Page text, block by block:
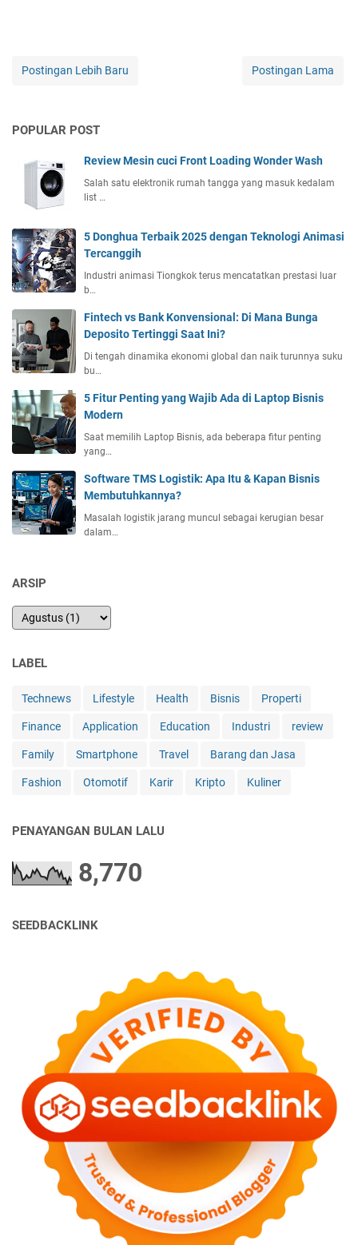
Postingan Lebih Baru Postingan Lama
POPULAR POST
Review Mesin cuci Front Loading Wonder Wash
Salah satu elektronik rumah tangga yang masuk kedalam
list …
5 Donghua Terbaik 2025 dengan Teknologi Animasi
Tercanggih
Industri animasi Tiongkok terus mencatatkan prestasi luar
b…
Fintech vs Bank Konvensional: Di Mana Bunga
Deposito Tertinggi Saat Ini?
Di tengah dinamika ekonomi global dan naik turunnya suku
bu…
5 Fitur Penting yang Wajib Ada di Laptop Bisnis
Modern
Saat memilih Laptop Bisnis, ada beberapa fitur penting
yang…
Software TMS Logistik: Apa Itu & Kapan Bisnis
Membutuhkannya?
Masalah logistik jarang muncul sebagai kerugian besar
dalam…
ARSIP
LABEL
Technews Lifestyle Health Bisnis Properti
Finance Application Education Industri review
Family Smartphone Travel Barang dan Jasa
Fashion Otomotif Karir Kripto Kuliner
PENAYANGAN BULAN LALU
8,770
SEEDBACKLINK